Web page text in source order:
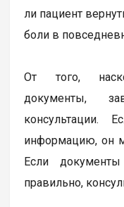
ли пациент
боли в
От того,
документы,
консультации.
информацию, он
Если
правильно,